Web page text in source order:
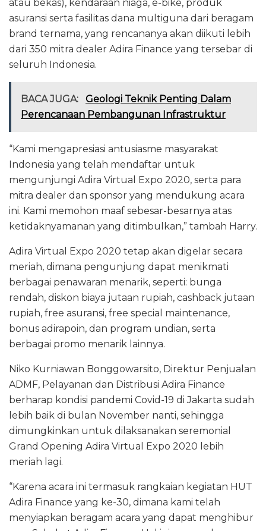
atau bekas), kendaraan niaga, e-bike, produk
asuransi serta fasilitas dana multiguna dari beragam
brand ternama, yang rencananya akan diikuti lebih
dari 350 mitra dealer Adira Finance yang tersebar di
seluruh Indonesia.
BACA JUGA:
Geologi Teknik Penting Dalam
Perencanaan Pembangunan Infrastruktur
“Kami mengapresiasi antusiasme masyarakat
Indonesia yang telah mendaftar untuk
mengunjungi Adira Virtual Expo 2020, serta para
mitra dealer dan sponsor yang mendukung acara
ini. Kami memohon maaf sebesar-besarnya atas
ketidaknyamanan yang ditimbulkan,” tambah Harry.
Adira Virtual Expo 2020 tetap akan digelar secara
meriah, dimana pengunjung dapat menikmati
berbagai penawaran menarik, seperti: bunga
rendah, diskon biaya jutaan rupiah, cashback jutaan
rupiah, free asuransi, free special maintenance,
bonus adirapoin, dan program undian, serta
berbagai promo menarik lainnya.
Niko Kurniawan Bonggowarsito, Direktur Penjualan
ADMF, Pelayanan dan Distribusi Adira Finance
berharap kondisi pandemi Covid-19 di Jakarta sudah
lebih baik di bulan November nanti, sehingga
dimungkinkan untuk dilaksanakan seremonial
Grand Opening Adira Virtual Expo 2020 lebih
meriah lagi.
“Karena acara ini termasuk rangkaian kegiatan HUT
Adira Finance yang ke-30, dimana kami telah
menyiapkan beragam acara yang dapat menghibur